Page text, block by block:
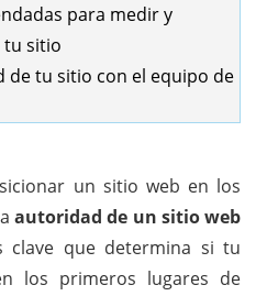
para medir y
tu sitio
de tu sitio con el equipo de
un sitio web en los
autoridad de un sitio web
clave que determina si tu
los primeros lugares de